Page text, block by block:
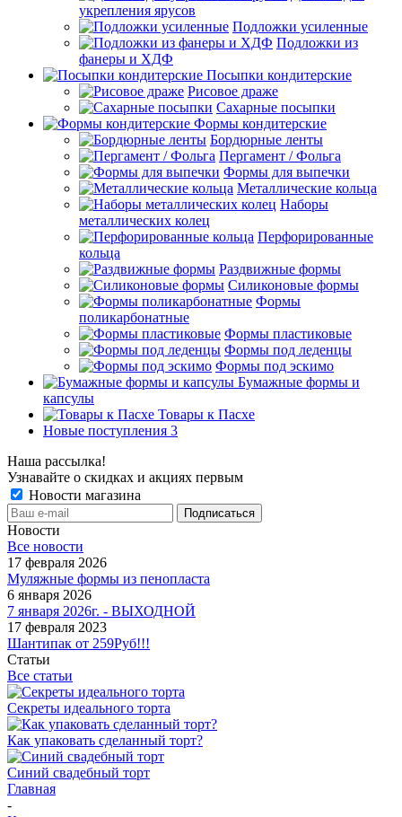
укрепления ярусов
Подложки усиленные
Подложки из
фанеры и ХДФ
Посыпки кондитерские
Рисовое драже
Сахарные посыпки
Формы кондитерские
Бордюрные ленты
Пергамент / Фольга
Формы для выпечки
Металлические кольца
Наборы
металлических колец
Перфорированные
кольца
Раздвижные формы
Силиконовые формы
Формы
поликарбонатные
Формы пластиковые
Формы под леденцы
Формы под эскимо
Бумажные формы и
капсулы
Товары к Пасхе
Новые поступления 3
Наша рассылка!
Узнавайте о скидках и акциях первым
Новости магазина
Новости
Все новости
17 февраля 2026
Муляжные формы из пенопласта
6 января 2026
7 января 2026г. - ВЫХОДНОЙ
17 февраля 2023
Шантипак от 259Руб!!!
Статьи
Все статьи
Секреты идеального торта
Как упаковать сделанный торт?
Синий свадебный торт
Главная
-